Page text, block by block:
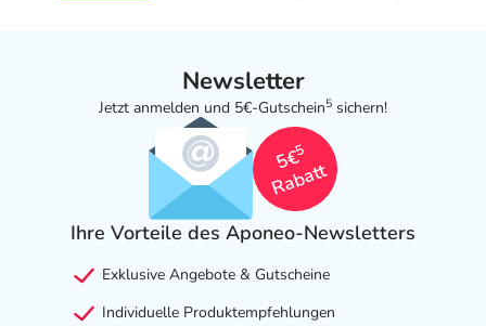
Newsletter
Jetzt anmelden und 5€-Gutschein5 sichern!
5€
5
Rabatt
Ihre Vorteile des Aponeo-Newsletters
Exklusive Angebote & Gutscheine
Individuelle Produktempfehlungen